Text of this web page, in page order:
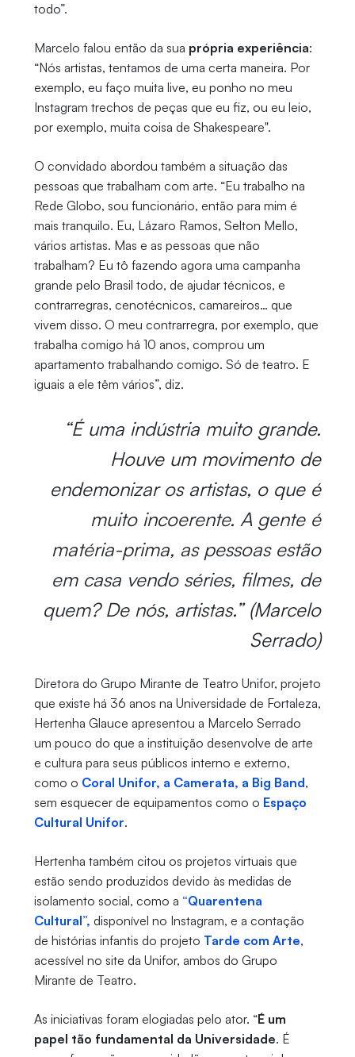
todo”.
Marcelo falou então da sua própria experiência:
“Nós artistas, tentamos de uma certa maneira. Por
exemplo, eu faço muita live, eu ponho no meu
Instagram trechos de peças que eu fiz, ou eu leio,
por exemplo, muita coisa de Shakespeare".
O convidado abordou também a situação das
pessoas que trabalham com arte. “Eu trabalho na
Rede Globo, sou funcionário, então para mim é
mais tranquilo. Eu, Lázaro Ramos, Selton Mello,
vários artistas. Mas e as pessoas que não
trabalham? Eu tô fazendo agora uma campanha
grande pelo Brasil todo, de ajudar técnicos, e
contrarregras, cenotécnicos, camareiros… que
vivem disso. O meu contrarregra, por exemplo, que
trabalha comigo há 10 anos, comprou um
apartamento trabalhando comigo. Só de teatro. E
iguais a ele têm vários”, diz.
“É uma indústria muito grande.
Houve um movimento de
endemonizar os artistas, o que é
muito incoerente. A gente é
matéria-prima, as pessoas estão
em casa vendo séries, filmes, de
quem? De nós, artistas.” (Marcelo
Serrado)
Diretora do Grupo Mirante de Teatro Unifor, projeto
que existe há 36 anos na Universidade de Fortaleza,
Hertenha Glauce apresentou a Marcelo Serrado
um pouco do que a instituição desenvolve de arte
e cultura para seus públicos interno e externo,
como o Coral Unifor, a Camerata, a Big Band,
sem esquecer de equipamentos como o Espaço
Cultural Unifor.
Hertenha também citou os projetos virtuais que
estão sendo produzidos devido às medidas de
isolamento social, como a “Quarentena
Cultural”, disponível no Instagram, e a contação
de histórias infantis do projeto Tarde com Arte,
acessível no site da Unifor, ambos do Grupo
Mirante de Teatro.
As iniciativas foram elogiadas pelo ator. “É um
papel tão fundamental da Universidade. É